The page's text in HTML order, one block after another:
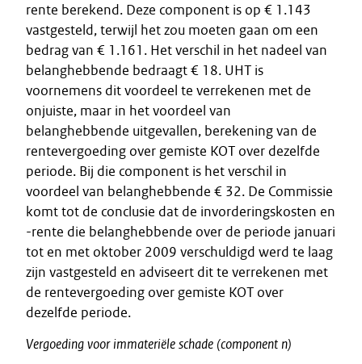
rente berekend. Deze component is op € 1.143
vastgesteld, terwijl het zou moeten gaan om een
bedrag van € 1.161. Het verschil in het nadeel van
belanghebbende bedraagt € 18. UHT is
voornemens dit voordeel te verrekenen met de
onjuiste, maar in het voordeel van
belanghebbende uitgevallen, berekening van de
rentevergoeding over gemiste KOT over dezelfde
periode. Bij die component is het verschil in
voordeel van belanghebbende € 32. De Commissie
komt tot de conclusie dat de invorderingskosten en
-rente die belanghebbende over de periode januari
tot en met oktober 2009 verschuldigd werd te laag
zijn vastgesteld en adviseert dit te verrekenen met
de rentevergoeding over gemiste KOT over
dezelfde periode.
Vergoedingvoorimmateriëleschade (componentn)